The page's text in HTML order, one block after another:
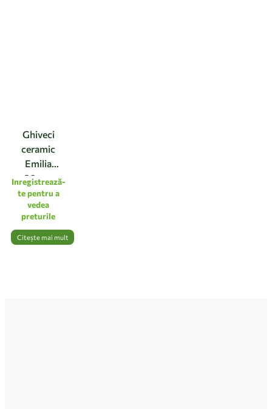
Ghiveci
ceramic
Emilia
20cm,
culoarea
natur
Inregistrează-
te pentru a
vedea
preturile
Citește mai mult